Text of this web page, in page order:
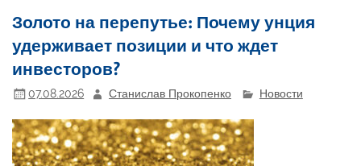
Золото на перепутье: Почему унция
удерживает позиции и что ждет
инвесторов?
07.08.2026 Станислав Прокопенко Новости